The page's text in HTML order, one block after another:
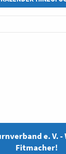
e. V.
Fitmacher!